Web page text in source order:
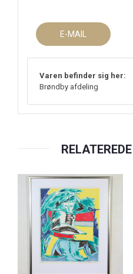
E-MAIL
Varen befinder sig her:
Brøndby afdeling